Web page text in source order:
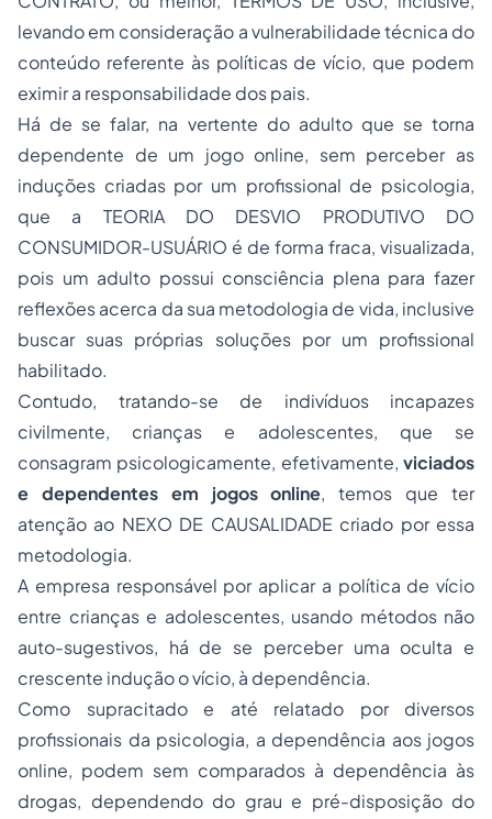
levando em consideração a vulnerabilidade técnica do
conteúdo referente às políticas de vício, que podem
eximir a responsabilidade dos pais.
Há de se falar, na vertente do adulto que se torna
dependente de um jogo online, sem perceber as
induções criadas por um profissional de psicologia,
que a TEORIA DO DESVIO PRODUTIVO DO
CONSUMIDOR-USUÁRIO é de forma fraca, visualizada,
pois um adulto possui consciência plena para fazer
reflexões acerca da sua metodologia de vida, inclusive
buscar suas próprias soluções por um profissional
habilitado.
Contudo, tratando-se de indivíduos incapazes
civilmente, crianças e adolescentes, que se
consagram psicologicamente, efetivamente, viciados
e dependentes em jogos online, temos que ter
atenção ao NEXO DE CAUSALIDADE criado por essa
metodologia.
A empresa responsável por aplicar a política de vício
entre crianças e adolescentes, usando métodos não
auto-sugestivos, há de se perceber uma oculta e
crescente indução o vício, à dependência.
Como supracitado e até relatado por diversos
profissionais da psicologia, a dependência aos jogos
online, podem sem comparados à dependência às
drogas, dependendo do grau e pré-disposição do